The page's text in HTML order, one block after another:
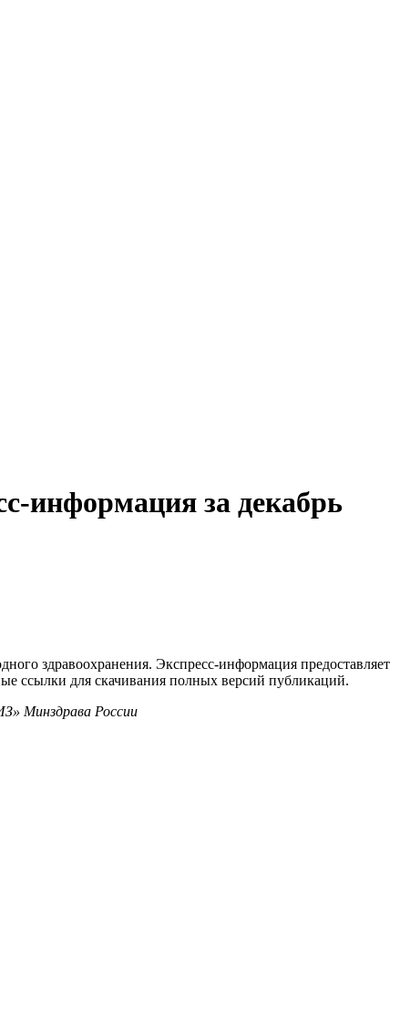
информация за декабрь
здравоохранения. Экспресс-информация предоставляет
ссылки для скачивания полных версий публикаций.
Минздрава России